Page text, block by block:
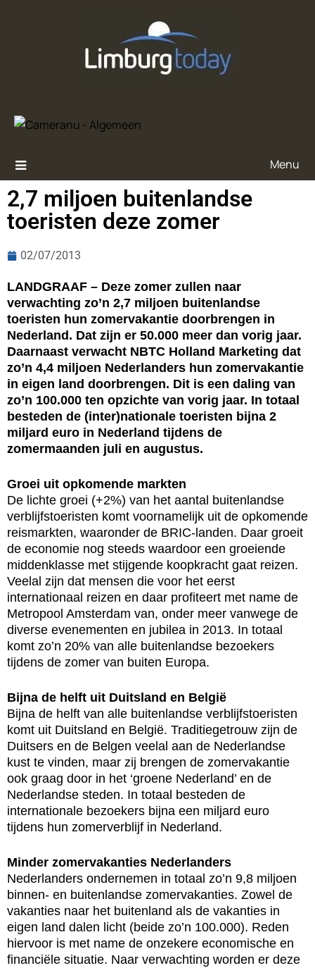
Menu
2,7 miljoen buitenlandse
toeristen deze zomer
02/07/2013
LANDGRAAF – Deze zomer zullen naar
verwachting zo’n 2,7 miljoen buitenlandse
toeristen hun zomervakantie doorbrengen in
Nederland. Dat zijn er 50.000 meer dan vorig jaar.
Daarnaast verwacht NBTC Holland Marketing dat
zo’n 4,4 miljoen Nederlanders hun zomervakantie
in eigen land doorbrengen. Dit is een daling van
zo’n 100.000 ten opzichte van vorig jaar. In totaal
besteden de (inter)nationale toeristen bijna 2
miljard euro in Nederland tijdens de
zomermaanden juli en augustus.
Groei uit opkomende markten
De lichte groei (+2%) van het aantal buitenlandse
verblijfstoeristen komt voornamelijk uit de opkomende
reismarkten, waaronder de BRIC-landen. Daar groeit
de economie nog steeds waardoor een groeiende
middenklasse met stijgende koopkracht gaat reizen.
Veelal zijn dat mensen die voor het eerst
internationaal reizen en daar profiteert met name de
Metropool Amsterdam van, onder meer vanwege de
diverse evenementen en jubilea in 2013. In totaal
komt zo’n 20% van alle buitenlandse bezoekers
tijdens de zomer van buiten Europa.
Bijna de helft uit Duitsland en België
Bijna de helft van alle buitenlandse verblijfstoeristen
komt uit Duitsland en België. Traditiegetrouw zijn de
Duitsers en de Belgen veelal aan de Nederlandse
kust te vinden, maar zij brengen de zomervakantie
ook graag door in het ‘groene Nederland’ en de
Nederlandse steden. In totaal besteden de
internationale bezoekers bijna een miljard euro
tijdens hun zomerverblijf in Nederland.
Minder zomervakanties Nederlanders
Nederlanders ondernemen in totaal zo’n 9,8 miljoen
binnen- en buitenlandse zomervakanties. Zowel de
vakanties naar het buitenland als de vakanties in
eigen land dalen licht (beide zo’n 100.000). Reden
hiervoor is met name de onzekere economische en
financiële situatie. Naar verwachting worden er deze